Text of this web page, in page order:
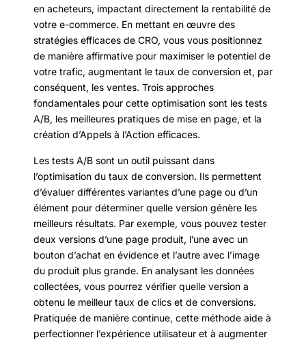
en acheteurs, impactant directement la rentabilité de
votre e-commerce. En mettant en œuvre des
stratégies efficaces de CRO, vous vous positionnez
de manière affirmative pour maximiser le potentiel de
votre trafic, augmentant le taux de conversion et, par
conséquent, les ventes. Trois approches
fondamentales pour cette optimisation sont les tests
A/B, les meilleures pratiques de mise en page, et la
création d’Appels à l’Action efficaces.
Les tests A/B sont un outil puissant dans
l’optimisation du taux de conversion. Ils permettent
d’évaluer différentes variantes d’une page ou d’un
élément pour déterminer quelle version génère les
meilleurs résultats. Par exemple, vous pouvez tester
deux versions d’une page produit, l’une avec un
bouton d’achat en évidence et l’autre avec l’image
du produit plus grande. En analysant les données
collectées, vous pourrez vérifier quelle version a
obtenu le meilleur taux de clics et de conversions.
Pratiquée de manière continue, cette méthode aide à
perfectionner l’expérience utilisateur et à augmenter